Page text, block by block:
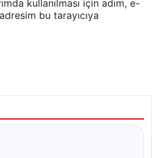
kullanılması için adım, e-
bu tarayıcıya